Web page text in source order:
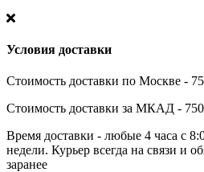
Условия доставки
Стоимость доставки по Москве -
Стоимость доставки за МКАД -
Время доставки - любые 4 часа с
недели. Курьер всегда на связи и
заранее